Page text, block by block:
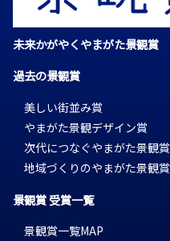
未来かがやくやまがた景観賞
過去の景観賞
美しい街並み賞
やまがた景観デザイン賞
次代につなぐやまがた景観賞
地域づくりのやまがた景観賞
景観賞 受賞一覧
景観賞一覧MAP